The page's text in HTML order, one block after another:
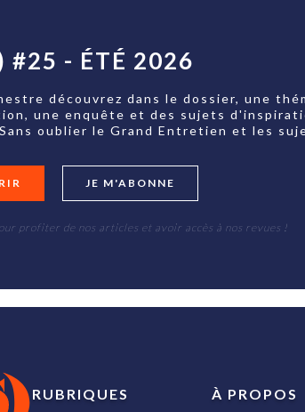
#25 - ÉTÉ 2026
découvrez dans le dossier, une
une enquête et des sujets
oublier le Grand Entretien et les
JE M'ABONNE
profiter de nos articles et avoir accès à nos revues !
RUBRIQUES À PROPOS